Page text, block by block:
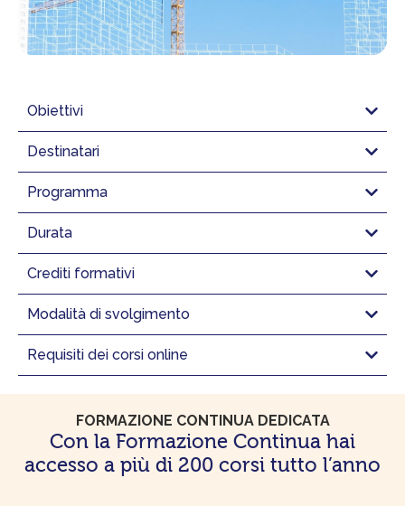
Obiettivi
Destinatari
Programma
Durata
Crediti formativi
Modalità di svolgimento
Requisiti dei corsi online
FORMAZIONE CONTINUA DEDICATA
Con la Formazione Continua hai
accesso a più di 200 corsi tutto l’anno